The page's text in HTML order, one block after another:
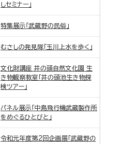
しセミナー」
特集展示「武蔵野の民俗」
むさしの発見隊「玉川上水を歩く」
文化財講座 井の頭自然文化園 生
き物観察教室「井の頭池生き物探
検ツアー」
パネル展示「中島飛行機武蔵製作所
をめぐるひとびと」
令和元年度第2回企画展「武蔵野の